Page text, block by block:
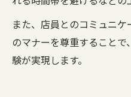
また、店員とのコミュニ
のマナーを尊重すること
験が実現します。